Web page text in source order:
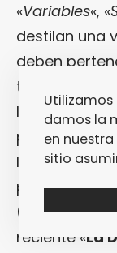
«Variables«, «
destilan una
deben
tiene la
labios. Eso
pone
lágrimas…
poner un
(«
A
reciente «La
damos la
en
sitio